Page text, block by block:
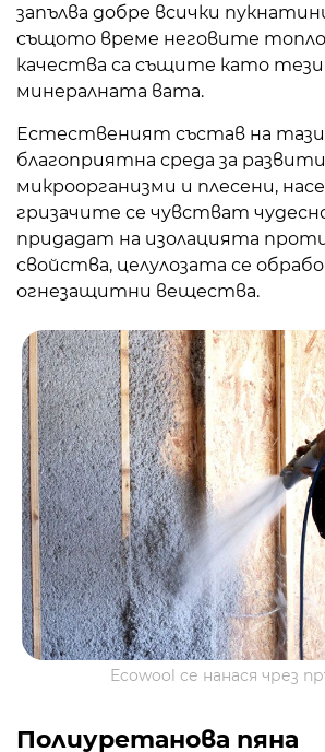
запълва добре всички
същото време неговите
качества са същите като тези
минералната вата.
Естественият състав на тази
благоприятна среда за
микроорганизми и плесени,
гризачите се чувстват
придадат на изолацията
свойства, целулозата се
огнезащитни вещества.
Ecowool се нанася чрез
Полиуретанова пяна